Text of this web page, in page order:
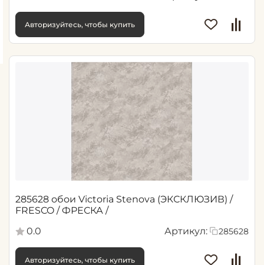
Авторизуйтесь, чтобы купить
285628 обои Victoria Stenova (ЭКСКЛЮЗИВ) /
FRESCO / ФРЕСКА /
0.0
Артикул: 285628
Авторизуйтесь, чтобы купить